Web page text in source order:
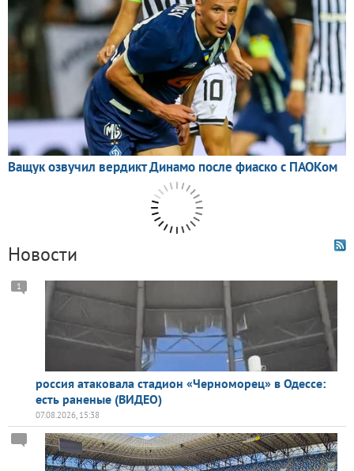
Новости
россия атаковала стадион «Черноморец» в Одессе:
есть раненые (ВИДЕО)
1
07.08.2026, 15:38